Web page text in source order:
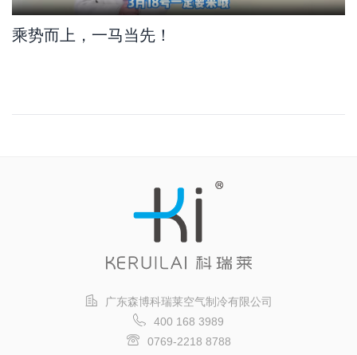
乘势而上，一马当先！
广东森博科瑞莱空气制冷有限公司
400 168 3989
0769-2218 8788